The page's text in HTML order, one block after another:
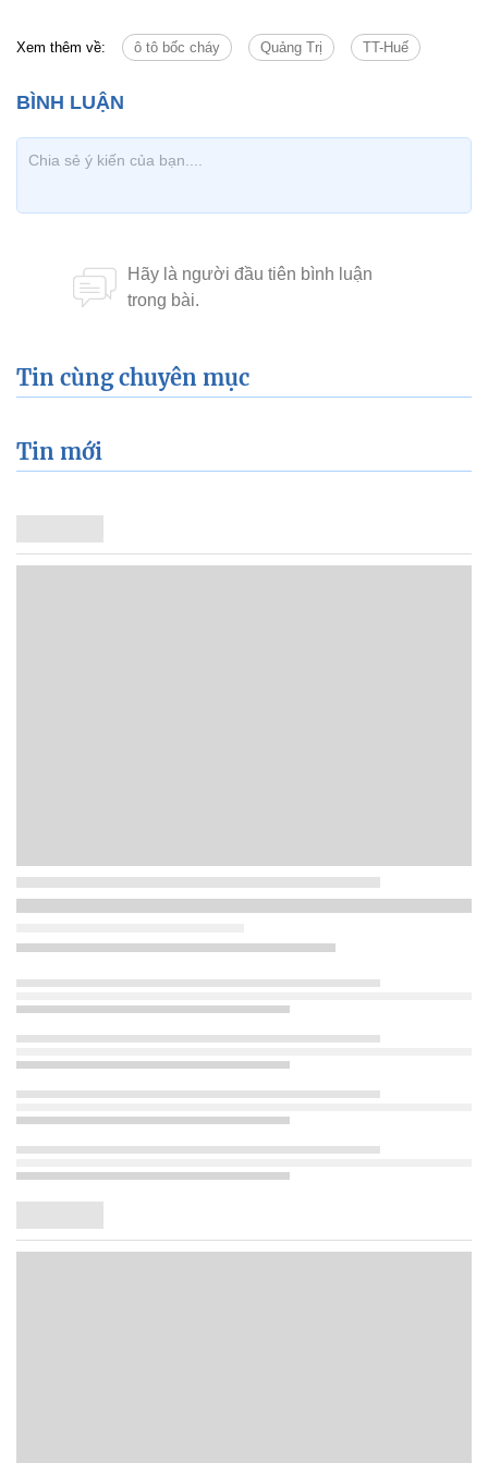
Xem thêm về: ô tô bốc cháy Quảng Trị TT-Huế
Tin cùng chuyên mục
Tin mới